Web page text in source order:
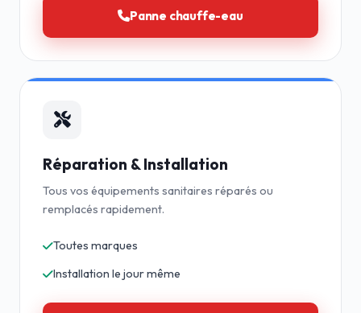
Panne chauffe-eau
Réparation & Installation
Tous vos équipements sanitaires réparés ou
remplacés rapidement.
Toutes marques
Installation le jour même